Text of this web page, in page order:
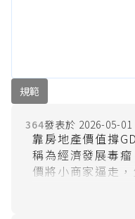
規範
364 2026-05-01
靠房地產價值撐
稱為經濟發展毒
價將小商家逼走
店面一堆租不出